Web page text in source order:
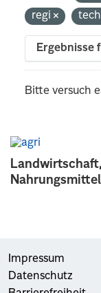
Nahrungsmittel
regi
Ergebnisse
Bitte versuch
Impressum
Datenschutz